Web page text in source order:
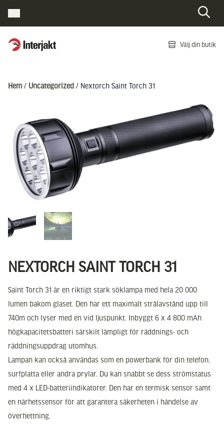
Interjakt SE Välj din butik
Hem / Uncategorized / Nextorch Saint Torch 31
NEXTORCH SAINT TORCH 31
Saint Torch 31 är en riktigt stark söklampa med hela 20 000
lumen bakom glaset. Den har ett maximalt strålavstånd upp till
740m och lyser med en vid ljuspunkt. Inbyggt 6 x 4 800 mAh
högkapacitetsbatteri särskilt lämpligt för räddnings- och
räddningsuppdrag utomhus.
Lampan kan också användas som en powerbank för din telefon,
surfplatta eller andra prylar. Du kan snabbt se dess strömstatus
med 4 x LED-batteriindikatorer. Den har en termisk sensor samt
en närhetssensor för att garantera säkerheten i händelse av
överhettning.